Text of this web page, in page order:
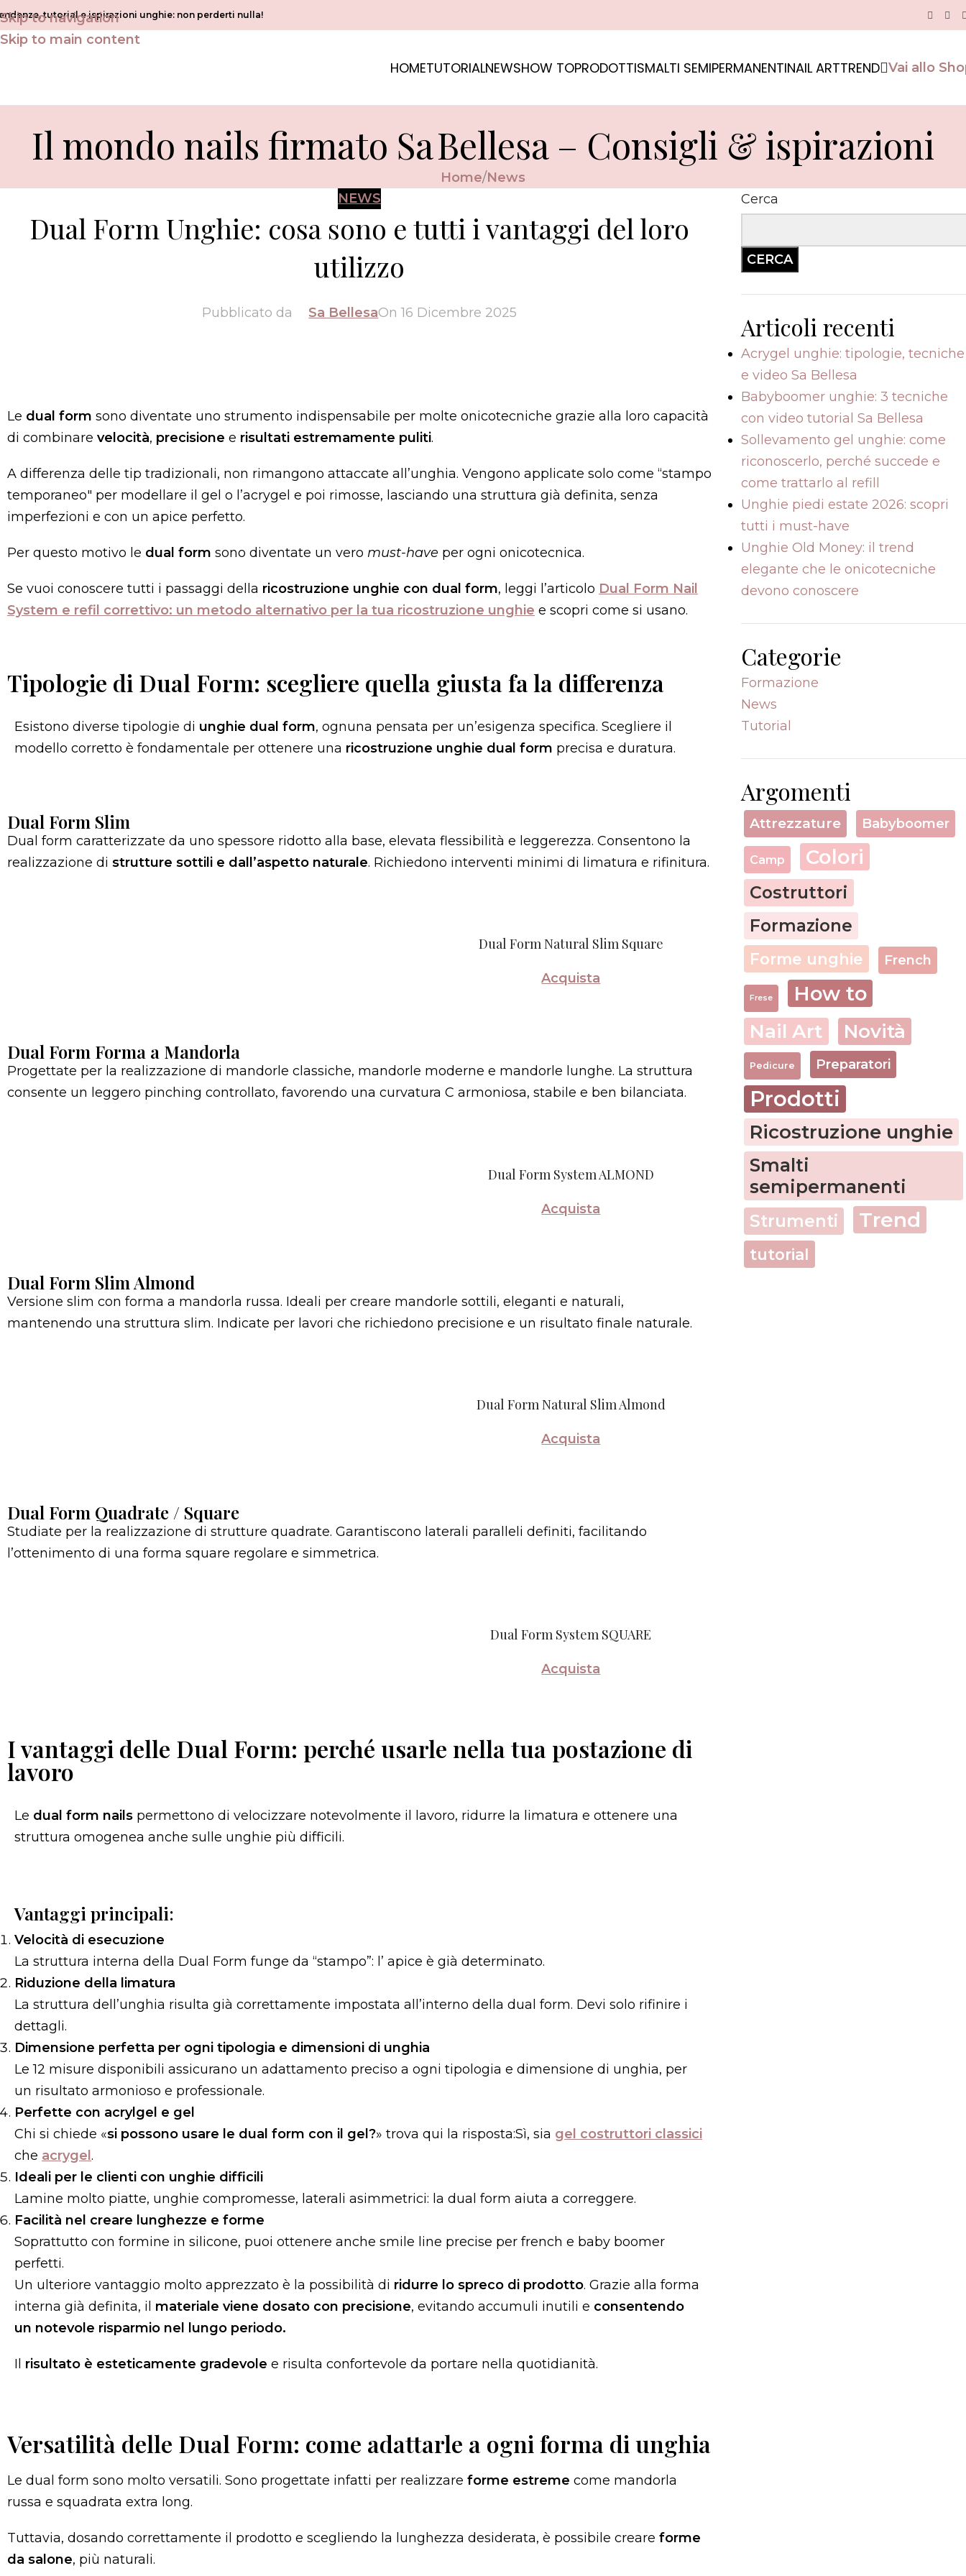
Skip to navigation
Skip to main content
tutorial e ispirazioni unghie: non perderti nulla!
HOMETUTORIALNEWSHOW TOPRODOTTISMALTI SEMIPERMANENTINAIL ARTTREND Vai allo
Il mondo nails firmato Sa Bellesa – Consigli & ispirazioni
Home News
NEWS
Dual Form Unghie: cosa sono e tutti i vantaggi del loro
utilizzo
Pubblicato da Sa BellesaOn 16 Dicembre 2025
Le dual form sono diventate uno strumento indispensabile per molte onicotecniche grazie alla loro capacità
di combinare velocità, precisione e risultati estremamente puliti.
A differenza delle tip tradizionali, non rimangono attaccate all’unghia. Vengono applicate solo come “stampo
temporaneo" per modellare il gel o l’acrygel e poi rimosse, lasciando una struttura già definita, senza
imperfezioni e con un apice perfetto.
Per questo motivo le dual form sono diventate un vero must-have per ogni onicotecnica.
Se vuoi conoscere tutti i passaggi della ricostruzione unghie con dual form, leggi l’articolo Dual Form Nail
System e refil correttivo: un metodo alternativo per la tua ricostruzione unghie e scopri come si usano.
Tipologie di Dual Form: scegliere quella giusta fa la differenza
Esistono diverse tipologie di unghie dual form, ognuna pensata per un’esigenza specifica. Scegliere il
modello corretto è fondamentale per ottenere una ricostruzione unghie dual form precisa e duratura.
Dual Form Slim
Dual form caratterizzate da uno spessore ridotto alla base, elevata flessibilità e leggerezza. Consentono la
realizzazione di strutture sottili e dall’aspetto naturale. Richiedono interventi minimi di limatura e rifinitura.
Dual Form Natural Slim Square
Acquista
Dual Form Forma a Mandorla
Progettate per la realizzazione di mandorle classiche, mandorle moderne e mandorle lunghe. La struttura
consente un leggero pinching controllato, favorendo una curvatura C armoniosa, stabile e ben bilanciata.
Dual Form System ALMOND
Acquista
Dual Form Slim Almond
Versione slim con forma a mandorla russa. Ideali per creare mandorle sottili, eleganti e naturali,
mantenendo una struttura slim. Indicate per lavori che richiedono precisione e un risultato finale naturale.
Dual Form Natural Slim Almond
Acquista
Dual Form Quadrate / Square
Studiate per la realizzazione di strutture quadrate. Garantiscono laterali paralleli definiti, facilitando
l’ottenimento di una forma square regolare e simmetrica.
Dual Form System SQUARE
Acquista
I vantaggi delle Dual Form: perché usarle nella tua postazione di
lavoro
Le dual form nails permettono di velocizzare notevolmente il lavoro, ridurre la limatura e ottenere una
struttura omogenea anche sulle unghie più difficili.
Vantaggi principali:
Velocità di esecuzione
La struttura interna della Dual Form funge da “stampo”: l’ apice è già determinato.
Riduzione della limatura
La struttura dell’unghia risulta già correttamente impostata all’interno della dual form. Devi solo rifinire i
dettagli.
Dimensione perfetta per ogni tipologia e dimensioni di unghia
Le 12 misure disponibili assicurano un adattamento preciso a ogni tipologia e dimensione di unghia, per
un risultato armonioso e professionale.
Perfette con acrylgel e gel
Chi si chiede «si possono usare le dual form con il gel?» trova qui la risposta:Sì, sia gel costruttori classici
che acrygel .
Ideali per le clienti con unghie difficili
Lamine molto piatte, unghie compromesse, laterali asimmetrici: la dual form aiuta a correggere.
Facilità nel creare lunghezze e forme
Soprattutto con formine in silicone, puoi ottenere anche smile line precise per french e baby boomer
perfetti.
Un ulteriore vantaggio molto apprezzato è la possibilità di ridurre lo spreco di prodotto. Grazie alla forma
interna già definita, il materiale viene dosato con precisione, evitando accumuli inutili e consentendo
un notevole risparmio nel lungo periodo.
Il risultato è esteticamente gradevole e risulta confortevole da portare nella quotidianità.
Versatilità delle Dual Form: come adattarle a ogni forma di unghia
Le dual form sono molto versatili. Sono progettate infatti per realizzare forme estreme come mandorla
russa e squadrata extra long.
Tuttavia, dosando correttamente il prodotto e scegliendo la lunghezza desiderata, è possibile creare forme
da salone, più naturali.
Cerca
CERCA
Articoli recenti
Acrygel unghie: tipologie, tecniche
e video Sa Bellesa
Babyboomer unghie: 3 tecniche
con video tutorial Sa Bellesa
Sollevamento gel unghie: come
riconoscerlo, perché succede e
come trattarlo al refill
Unghie piedi estate 2026: scopri
tutti i must-have
Unghie Old Money: il trend
elegante che le onicotecniche
devono conoscere
Categorie
Formazione
News
Tutorial
Argomenti
Attrezzature Babyboomer
Camp Colori
Costruttori
Formazione
Forme unghie French
Frese How to
Nail Art Novità
Pedicure Preparatori
Prodotti
Ricostruzione unghie
Smalti
semipermanenti
Strumenti Trend
tutorial